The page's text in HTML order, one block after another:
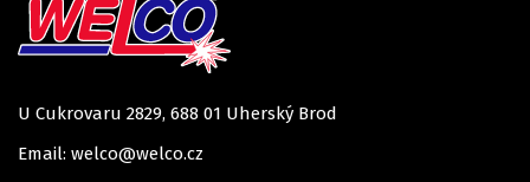
U Cukrovaru 2829, 688 01 Uherský Brod
Email: welco@welco.cz